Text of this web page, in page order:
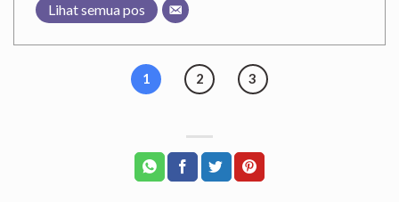
Lihat semua pos
1 2 3